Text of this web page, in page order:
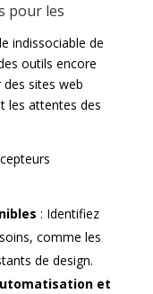
pour les
indissociable de
outils encore
sites web
les attentes des
: Identifiez
comme les
de design.
et